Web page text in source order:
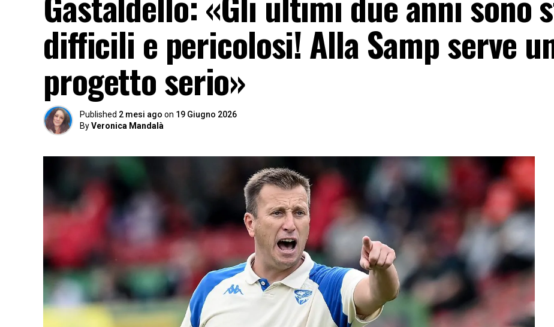
difficili e pericolosi! Alla Samp serve
progetto serio»
Published 2 mesi ago on 19 Giugno 2026
ByVeronica Mandalà